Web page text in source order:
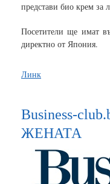
представи био крем за
Посетители ще имат
директно от Япония.
Линк
Business-
ЖЕНАТА